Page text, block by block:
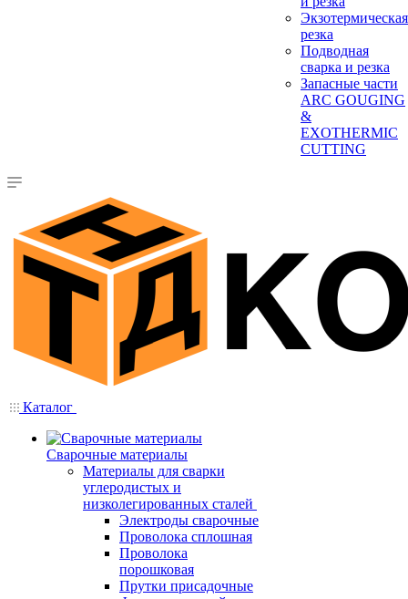
Экзотермическая
резка
Подводная
сварка и резка
Запасные части
ARC GOUGING
&
EXOTHERMIC
CUTTING
Каталог
Сварочные материалы
Материалы для сварки
углеродистых и
низколегированных сталей
Электроды сварочные
Проволока сплошная
Проволока
порошковая
Прутки присадочные